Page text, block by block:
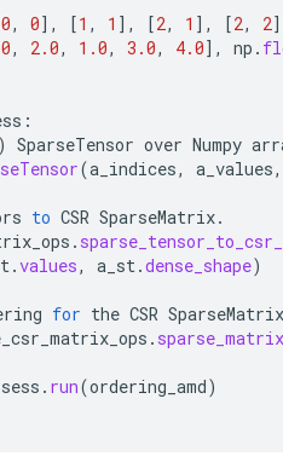
0, 0] , [1 , 1 ] , [2, 1 ] , [2, 2]
, 2.0, 1.0, 3.0, 4.0] , np .
:
) SparseTensor over Numpy
(a_indices, a_values,
to CSR SparseMatrix.
.
.values, a_st .dense_shape)
for the CSR SparseMatrix
.
sess . run(ordering_amd)